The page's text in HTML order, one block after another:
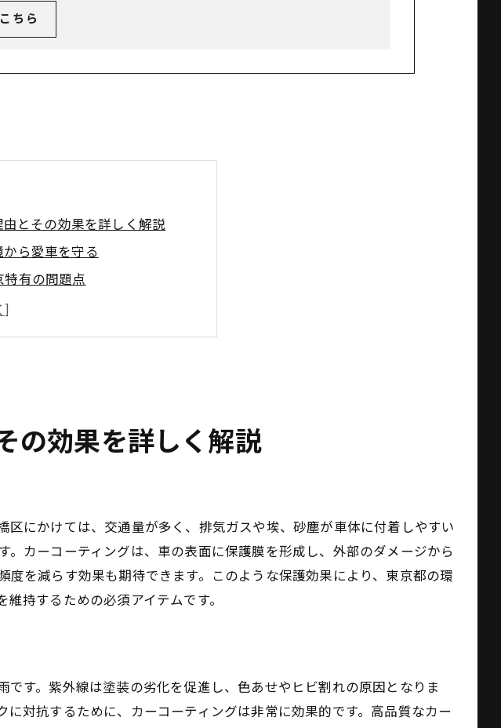
ちら
とその効果を詳しく解説
ら愛車を守る
特有の問題点
いて
ングの選び方
ングショップ一覧
の信頼性
プの選び方ガイド
店とそのサービス内容
の効果を詳しく解説
にかけては、交通量が多く、排気ガスや埃、砂塵が車体に付着しやすい
カーコーティングは、車の表面に保護膜を形成し、外部のダメージから
を減らす効果も期待できます。このような保護効果により、東京都の環
持するための必須アイテムです。
す。紫外線は塗装の劣化を促進し、色あせやヒビ割れの原因となりま
対抗するために、カーコーティングは非常に効果的です。高品質なカー